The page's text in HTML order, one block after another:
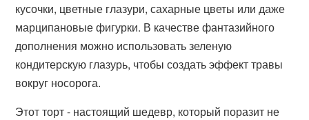
кусочки, цветные глазури, сахарные цветы или даже
марципановые фигурки. В качестве фантазийного
дополнения можно использовать зеленую
кондитерскую глазурь, чтобы создать эффект травы
вокруг носорога.
Этот торт - настоящий шедевр, который поразит не